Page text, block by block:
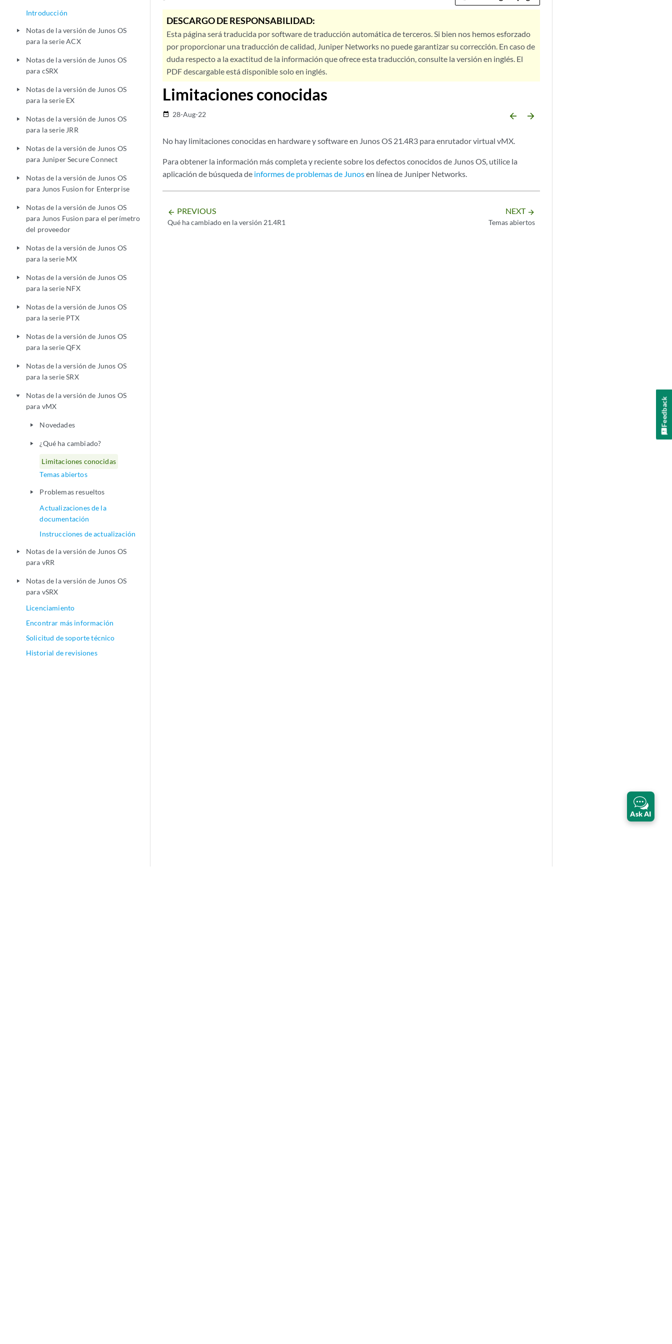
Introducción
play_arrow
Notas de la versión de Junos OS
para la serie ACX
play_arrow
Notas de la versión de Junos OS
para cSRX
play_arrow
Notas de la versión de Junos OS
para la serie EX
play_arrow
Notas de la versión de Junos OS
para la serie JRR
play_arrow
Notas de la versión de Junos OS
para Juniper Secure Connect
play_arrow
Notas de la versión de Junos OS
para Junos Fusion for Enterprise
play_arrow
Notas de la versión de Junos OS
para Junos Fusion para el perímetro
del proveedor
play_arrow
Notas de la versión de Junos OS
para la serie MX
play_arrow
Notas de la versión de Junos OS
para la serie NFX
play_arrow
Notas de la versión de Junos OS
para la serie PTX
play_arrow
Notas de la versión de Junos OS
para la serie QFX
play_arrow
Notas de la versión de Junos OS
para la serie SRX
play_arrow
Notas de la versión de Junos OS
para vMX
play_arrow Novedades
play_arrow ¿Qué ha cambiado?
Limitaciones conocidas
Temas abiertos
play_arrow
Problemas resueltos
Actualizaciones de la
documentación
Instrucciones de actualización
play_arrow
Notas de la versión de Junos OS
para vRR
play_arrow
Notas de la versión de Junos OS
para vSRX
Licenciamiento
Encontrar más información
Solicitud de soporte técnico
Historial de revisiones
DESCARGO DE RESPONSABILIDAD:
Esta página será traducida por software de traducción automática de terceros. Si bien nos hemos esforzado
por proporcionar una traducción de calidad, Juniper Networks no puede garantizar su corrección. En caso de
duda respecto a la exactitud de la información que ofrece esta traducción, consulte la versión en inglés. El
PDF descargable está disponible solo en inglés.
Limitaciones conocidas
date_range 28-Aug-22 arrow_backward arrow_forward
No hay limitaciones conocidas en hardware y software en Junos OS 21.4R3 para enrutador virtual vMX.
Para obtener la información más completa y reciente sobre los defectos conocidos de Junos OS, utilice la
aplicación de búsqueda de informes de problemas de Junosen línea de Juniper Networks.
arrow_backward PREVIOUS
Qué ha cambiado en la versión 21.4R1
NEXT arrow_forward
Temas abiertos
Ask AI
Feedback